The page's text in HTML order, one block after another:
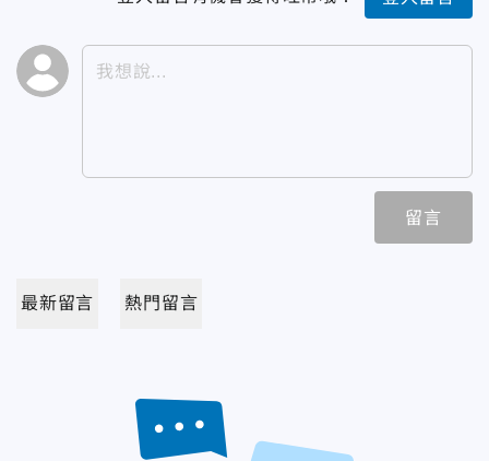
留言
最新留言 熱門留言